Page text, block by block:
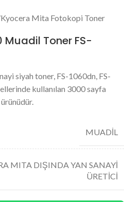
Kyocera Mita Fotokopi Toner
Muadil Toner FS-
siyah toner, FS-1060dn, FS-
kullanılan 3000 sayfa
MUADİL
MITA DIŞINDA YAN SANAYİ
ÜRETİCİ